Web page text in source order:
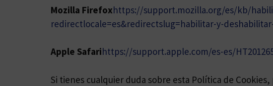
Mozilla Firefoxhttps://support.mozilla.org/es/kb/
redirectlocale=es&redirectslug=habilitar-y-
Apple Safarihttps://support.apple.com/es-es/
Si tienes cualquier duda sobre esta Política de